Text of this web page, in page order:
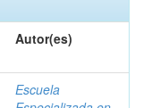
Autor(es)
Escuela